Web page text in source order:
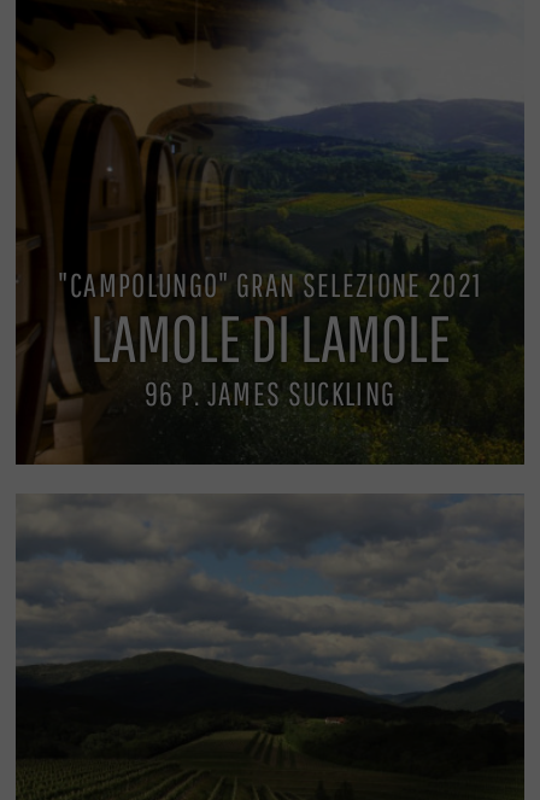
"CAMPOLUNGO" GRAN SELEZIONE 2021
LAMOLE DI LAMOLE
96 P. JAMES SUCKLING